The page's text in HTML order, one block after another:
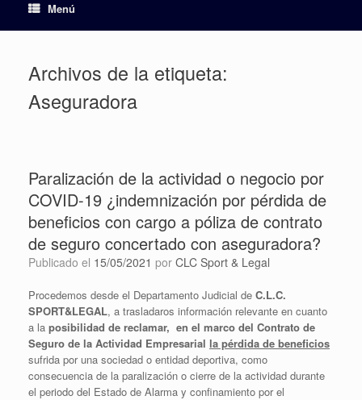
Menú
Archivos de la etiqueta:
Aseguradora
Paralización de la actividad o negocio por
COVID-19 ¿indemnización por pérdida de
beneficios con cargo a póliza de contrato
de seguro concertado con aseguradora?
Publicado el 15/05/2021 por CLC Sport & Legal
Procedemos desde el Departamento Judicial de C.L.C.
SPORT&LEGAL, a trasladaros información relevante en cuanto
a la posibilidad de reclamar, en el marco del Contrato de
Seguro de la Actividad Empresarial la pérdida de beneficios
sufrida por una sociedad o entidad deportiva, como
consecuencia de la paralización o cierre de la actividad durante
el periodo del Estado de Alarma y confinamiento por el